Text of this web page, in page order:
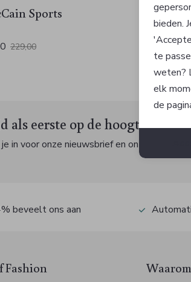
Sports
229,00
T-shirt
89,94
als eerste op de hoogte zijn?
in voor onze nieuwsbrief en ontvang dan
beveelt ons aan
Fashion
bieden.
te
weten?
elk
de